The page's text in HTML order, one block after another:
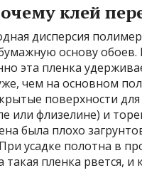
клей
дисперсия
основу
эта пленка
чем на основном
поверхности
или флизелине) и
была плохо
усадке полотна в
такая пленка рвется,